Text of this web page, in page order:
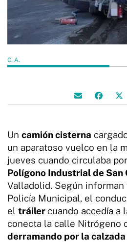
C. A.
Un camión cisterna
un aparatoso vuelco en la
jueves cuando circulaba
Polígono Industrial de
Valladolid. Según
Policía Municipal, el
el tráiler cuando accedía a
conecta la calle Nitrógeno
derramando por la